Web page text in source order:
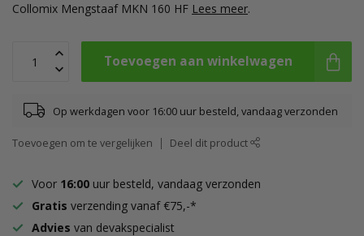
Collomix Mengstaaf MKN 160 HF Lees meer.
Toevoegen aan winkelwagen
Op werkdagen voor 16:00 uur besteld, vandaag verzonden
Toevoegen om te vergelijken Deel dit product
Voor 16:00 uur besteld, vandaag verzonden
Gratis verzending vanaf €75,-*
Advies van devakspecialist